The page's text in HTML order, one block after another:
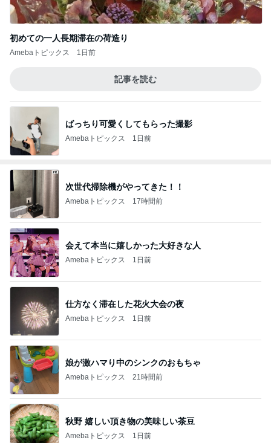
初めての一人長期滞在の荷造り
Amebaトピックス 1日前
記事を読む
ばっちり可愛くしてもらった撮影
Amebaトピックス 1日前
次世代掃除機がやってきた！！
Amebaトピックス 17時間前
会えて本当に嬉しかった大好きな人
Amebaトピックス 1日前
仕方なく滞在した花火大会の夜
Amebaトピックス 1日前
娘が激ハマり中のシンクのおもちゃ
Amebaトピックス 21時間前
秋野 嬉しい頂き物の美味しい茶豆
Amebaトピックス 1日前